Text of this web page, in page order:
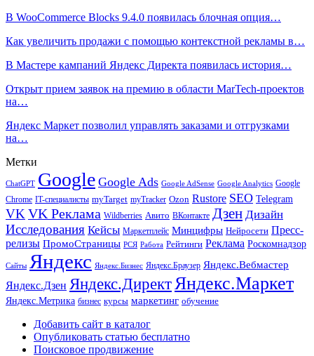
В WooCommerce Blocks 9.4.0 появилась блочная опция…
Как увеличить продажи с помощью контекстной рекламы в…
В Мастере кампаний Яндекс Директа появилась история…
Открыт прием заявок на премию в области MarTech-проектов
на…
Яндекс Маркет позволил управлять заказами и отгрузками
на…
Метки
ChatGPT Google Google Ads Google AdSense Google Analytics Google
Chrome IT-специалисты myTarget myTracker Ozon Rustore SEO Telegram
VK VK Реклама Wildberries Авито ВКонтакте Дзен Дизайн
Исследования Кейсы Маркетплейс Минцифры Нейросети Пресс-
релизы ПромоСтраницы РСЯ Работа Рейтинги Реклама Роскомнадзор
Сайты Яндекс Яндекс.Бизнес Яндекс.Браузер Яндекс.Вебмастер
Яндекс.Дзен Яндекс.ДиректЯндекс.Маркет
Яндекс.Метрика бизнес курсы маркетинг обучение
Добавить сайт в каталог
Опубликовать статью бесплатно
Поисковое продвижение